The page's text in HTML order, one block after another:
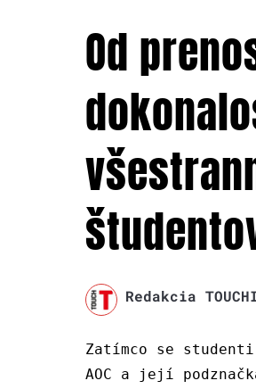
Od
Redakcia
Zatímco se
AOC a její